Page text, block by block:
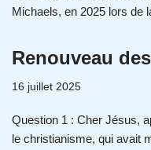
Michaels, en 2025 lors de
Renouveau
16 juillet 2025
Question 1 : Cher Jésus,
le christianisme, qui avait